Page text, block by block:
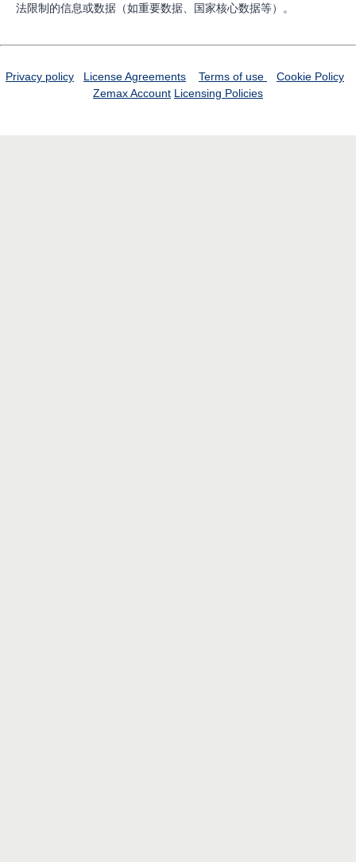
法限制的信息或数据（如重要数据、国家核心数据等）。
Privacy policy License Agreements Terms of use
Cookie Policy
Zemax Account Licensing Policies